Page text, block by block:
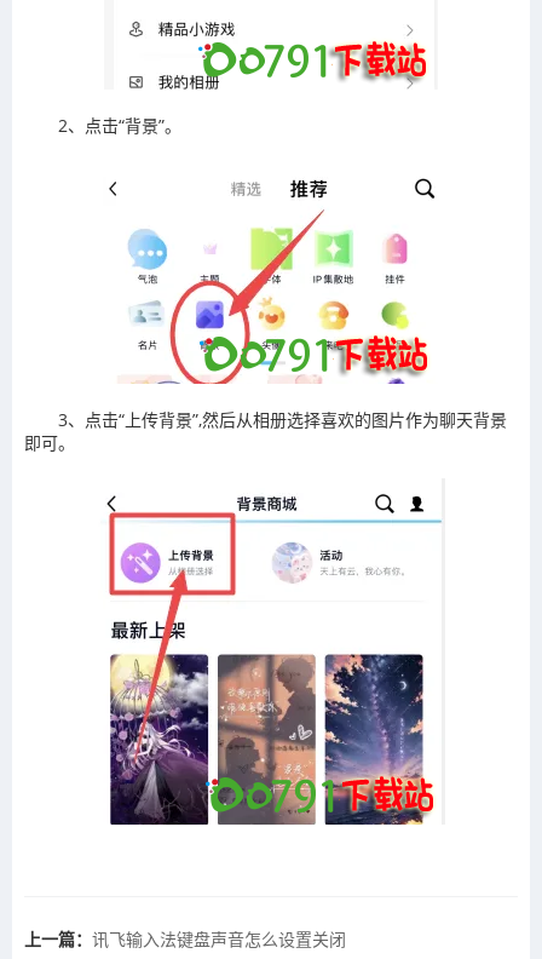
2、点击“背景”。
3、点击“上传背景”,然后从相册选择喜欢的图片作为聊天背景
即可。
上一篇： ​讯飞输入法键盘声音怎么设置关闭